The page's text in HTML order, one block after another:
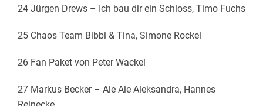
24 Jürgen Drews – Ich bau dir ein Schloss, Timo Fuchs
25 Chaos Team Bibbi & Tina, Simone Rockel
26 Fan Paket von Peter Wackel
27 Markus Becker – Ale Ale Aleksandra, Hannes